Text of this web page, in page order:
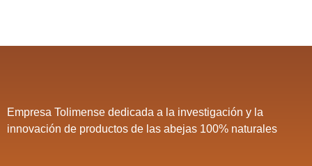
Empresa Tolimense dedicada a la investigación y la
innovación de productos de las abejas 100% naturales